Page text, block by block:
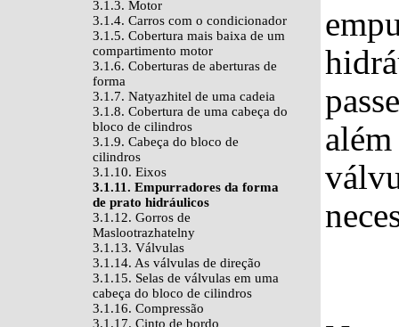
3.1.3. Motor
3.1.4. Carros com o condicionador
3.1.5. Cobertura mais baixa de um
compartimento motor
3.1.6. Coberturas de aberturas de
forma
3.1.7. Natyazhitel de uma cadeia
3.1.8. Cobertura de uma cabeça do
bloco de cilindros
3.1.9. Cabeça do bloco de
cilindros
3.1.10. Eixos
3.1.11. Empurradores da forma
de prato hidráulicos
3.1.12. Gorros de
Maslootrazhatelny
3.1.13. Válvulas
3.1.14. As válvulas de direção
3.1.15. Selas de válvulas em uma
cabeça do bloco de cilindros
3.1.16. Compressão
3.1.17. Cinto de bordo